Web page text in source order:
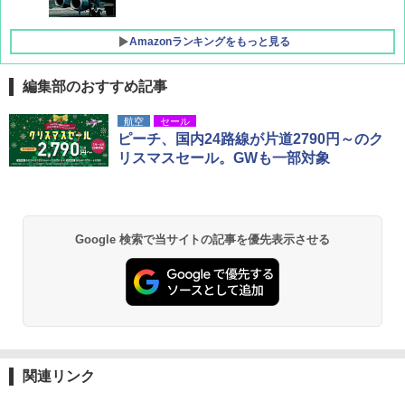
Amazonランキングをもっと見る
D40 地球の歩き方 チェンマイ タイ北部の魅
力的な町 2026～2027 地球の歩き方D アジア
￥2,079
地球の歩き方 スター・ウォーズ
￥2,695
[キャンパーズコレクション 山善] ポップアッ
プテント 傘みたいに広げて畳める パッとサ
ッとサンシェード キューブ フルクローズ メ
ッシュ 簡単設置 ワンタッチテント キャンプ
PYKES PEAK (パイクスピーク) 着替えテン
ト プライバシー テント 【中が透けない】 1
人用 折りたたみ 防災グッズ 災害用トイレ ビ
ーチ ピクニック ポップアップテント 携帯 簡
易 トイレテント (ブラック)
DEWEL パラソル 大型 ビーチ アウトドアパ
ラソル ガーデン サイトシート付 折りたたみ
防水 UVカット 4段階高さ調整 軽量 収納袋付
き
熊撃退スプレー 熊よけスプレー 熊スプレー
【日本企業販売】超強力クマ対策スプレー 30
0ml（連続噴射30秒）110ml（連続噴射15
秒）射程5～10m 安全ロック搭載 携帯収納袋
付き ヒグマ・イノシシ対策 自治体・教育機
関の購入実績 登山・キャンプ・アウトドア・
編集部のおすすめ記事
航空 セール
ピーチ、国内24路線が片道2790円～のク
リスマスセール。GWも一部対象
Google 検索で当サイトの記事を優先表示させる
関連リンク